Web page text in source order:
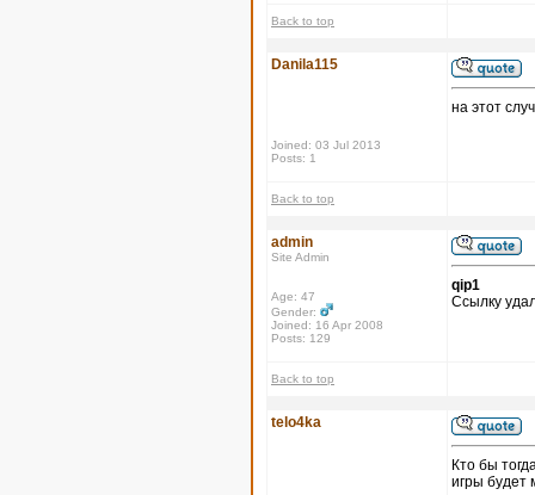
Back to top
Danila115
Joined: 03 Jul 2013
Posts: 1
на этот
Back to top
admin
Site Admin
Age: 47
Gender:
Joined: 16 Apr 2008
Posts: 129
qip1
Ссылку
Back to top
telo4ka
Кто бы
игры будет